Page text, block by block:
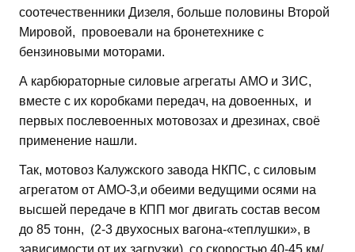
соотечественники Дизеля, больше половины Второй
Мировой, провоевали на бронетехнике с
бензиновыми моторами.
А карбюраторные силовые агрегаты АМО и ЗИС,
вместе с их коробками передач, на довоенных, и
первых послевоенных мотовозах и дрезинах, своё
применение нашли.
Так, мотовоз Калужского завода НКПС, с силовым
агрегатом от АМО-3,и обеими ведущими осями на
высшей передаче в КПП мог двигать состав весом
до 85 тонн, (2-3 двухосных вагона-«теплушки», в